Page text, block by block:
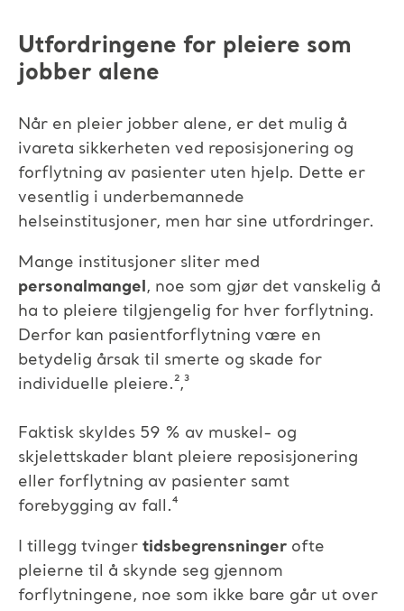
Utfordringene for pleiere som
jobber alene
Når en pleier jobber alene, er det mulig å
ivareta sikkerheten ved reposisjonering og
forflytning av pasienter uten hjelp. Dette er
vesentlig i underbemannede
helseinstitusjoner, men har sine utfordringer.
Mange institusjoner sliter med
personalmangel , noe som gjør det vanskelig å
ha to pleiere tilgjengelig for hver forflytning.
Derfor kan pasientforflytning være en
betydelig årsak til smerte og skade for
individuelle pleiere.²,³
Faktisk skyldes 59 % av muskel- og
skjelettskader blant pleiere reposisjonering
eller forflytning av pasienter samt
forebygging av fall.⁴
I tillegg tvinger tidsbegrensninger ofte
pleierne til å skynde seg gjennom
forflytningene, noe som ikke bare går ut over